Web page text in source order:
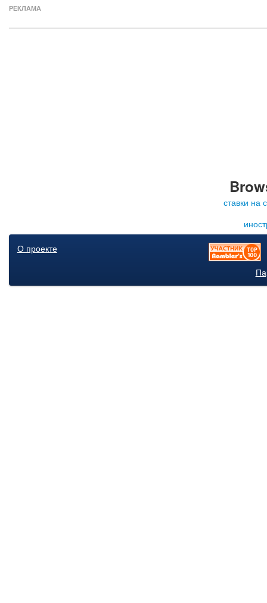
РЕКЛАМА
ставки на
О проекте